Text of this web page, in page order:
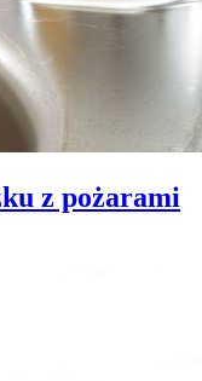
z pożarami